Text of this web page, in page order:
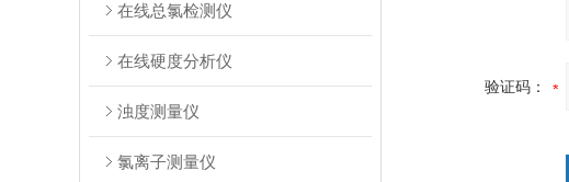
在线总氯检测仪
在线硬度分析仪
浊度测量仪
氯离子测量仪
验证码：